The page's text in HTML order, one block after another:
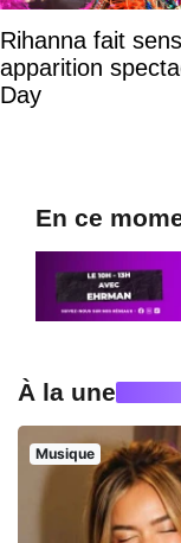
Rihanna fait
apparition
Day
En ce
À la une
Musique